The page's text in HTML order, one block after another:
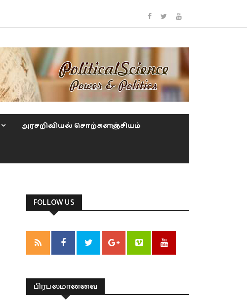
அரசறிவியல் சொற்களஞ்சியம்
FOLLOW US
பிரபலமானவை